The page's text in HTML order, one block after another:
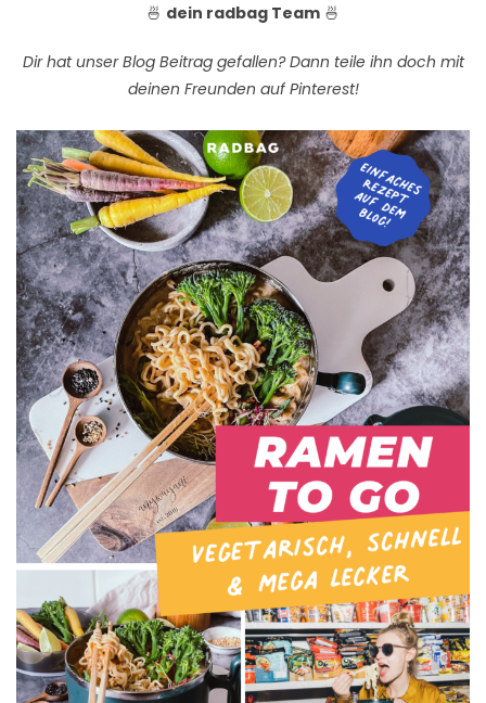
🍜 dein radbag Team 🍜
Dir hat unser Blog Beitrag gefallen? Dann teile ihn doch mit
deinen Freunden auf Pinterest!